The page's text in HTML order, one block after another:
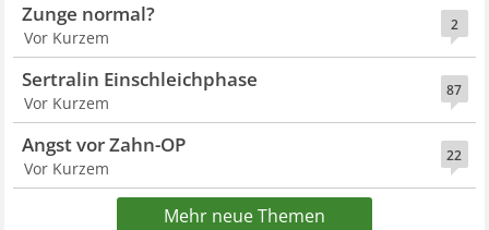
2
Zunge normal?
Vor Kurzem
87
Sertralin Einschleichphase
Vor Kurzem
22
Angst vor Zahn-OP
Vor Kurzem
Mehr neue Themen